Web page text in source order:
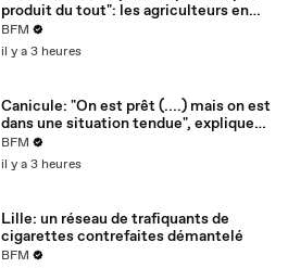
produit du tout": les agriculteurs en
grande difficulté avec la sécheresse
BFM
il y a 3 heures
Canicule: "On est prêt (....) mais on est
dans une situation tendue", explique
Nicolas Gonzales, chef du service des
urgences à l'hôpital de Saclay
BFM
il y a 3 heures
Lille: un réseau de trafiquants de
cigarettes contrefaites démantelé
BFM